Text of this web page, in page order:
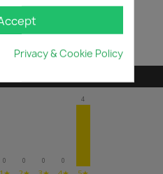
0 0 0 0
4
wishlist
Privacy & Cookie Policy